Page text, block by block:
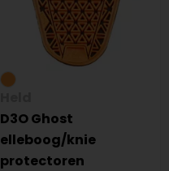
D3O Ghost
elleboog/knie
protectoren